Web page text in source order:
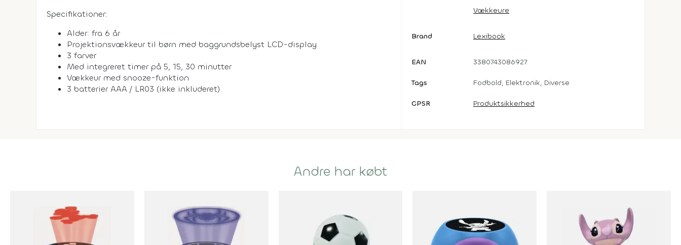
Specifikationer:
Alder: fra 6 år
Projektionsvækkeur til børn med baggrundsbelyst LCD-display
3 farver
Med integreret timer på 5, 15, 30 minutter
Vækkeur med snooze-funktion
3 batterier AAA / LR03 (ikke inkluderet)
Vækkeure
Brand Lexibook
EAN 3380743086927
Tags Fodbold, Elektronik, Diverse
GPSR Produktsikkerhed
Andre har købt